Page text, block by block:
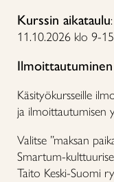
Kurssin aikataulu
11.10.2026 klo 9-15
Ilmoittautuminen
Käsityökursseille
ja ilmoittautumisen
Valitse ”maksan
Smartum-
Taito Keski-Suomi